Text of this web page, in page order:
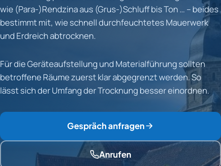
wie (Para-)Rendzina aus (Grus-)Schluff bis Ton … – beides
bestimmt mit, wie schnell durchfeuchtetes Mauerwerk
und Erdreich abtrocknen.
Für die Geräteaufstellung und Materialführung sollten
betroffene Räume zuerst klar abgegrenzt werden. So
lässt sich der Umfang der Trocknung besser einordnen.
Gespräch anfragen
Anrufen